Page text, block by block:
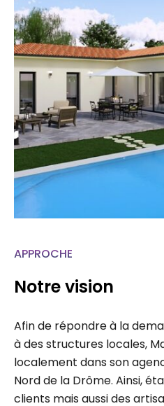
APPROCHE
Notre vision
à des structures locales,
localement dans son
Nord de la Drôme. Ainsi,
clients mais aussi des